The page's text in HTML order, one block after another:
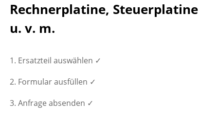
Rechnerplatine, Steuerplatine
u. v. m.
Ersatzteil auswählen ✓
Formular ausfüllen ✓
Anfrage absenden ✓